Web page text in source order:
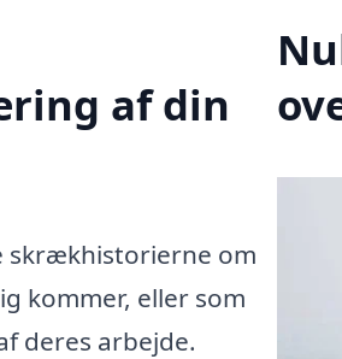
af din
skrækhistorierne om
kommer, eller som
deres arbejde.